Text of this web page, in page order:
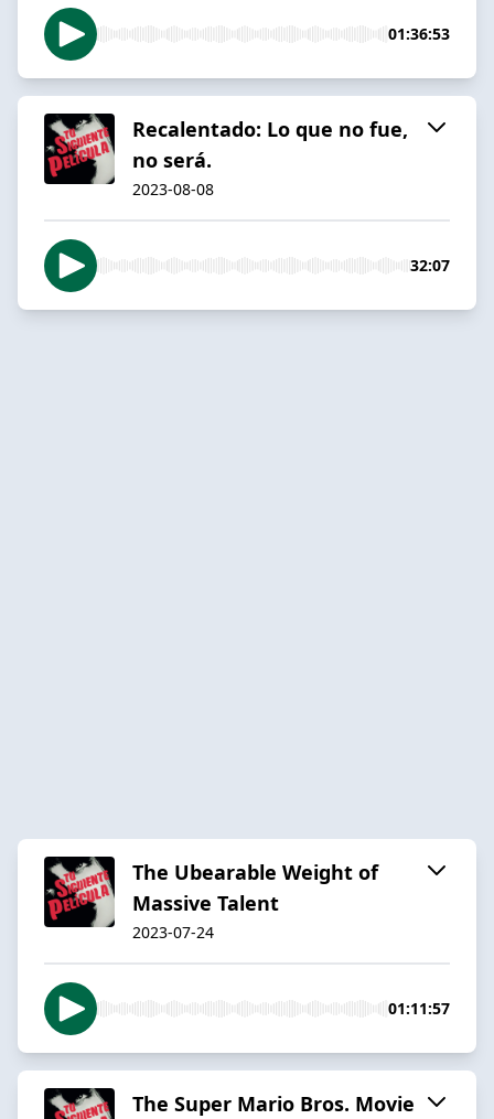
01:36:53
Recalentado: Lo que no fue,
no será.
2023-08-08
32:07
The Ubearable Weight of
Massive Talent
2023-07-24
01:11:57
The Super Mario Bros. Movie